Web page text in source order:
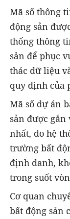
Mã số thông
động sản
thống thông
sản để phục
thác dữ liệu
quy định của
Mã số dự án
sản được
nhất, do hệ
trường bất
định danh,
trong suốt
Cơ quan
bất động sản